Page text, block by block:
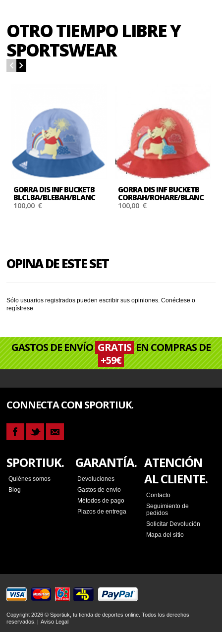
OTRO TIEMPO LIBRE Y
SPORTSWEAR
GORRA DIS INF BUCKETB
BLCLBA/BLEBAH/BLANC
100,00 €
GORRA DIS INF BUCKETB
CORBAH/ROHARE/BLANC
100,00 €
OPINA DE ESTE SET
Sólo usuarios registrados pueden escribir sus opiniones.Conéctese o
regístrese
GASTOS DE ENVÍO GRATISEN COMPRAS DE
+59€
CONNECTA CON SPORTIUK.
SPORTIUK.
Quiénes somos
Blog
GARANTÍA.
Devoluciones
Gastos de envío
Métodos de pago
Plazos de entrega
ATENCIÓN
AL CLIENTE.
Contacto
Seguimiento de
pedidos
Solicitar Devolución
Mapa del sitio
Copyright 2026 © Sportiuk, tu tienda de deportes online. Todos los derechos
reservados. | Aviso Legal